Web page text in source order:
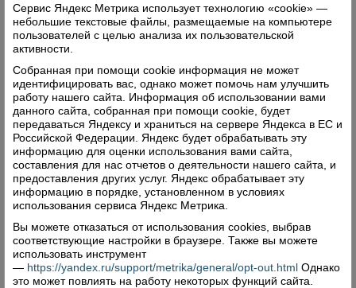
Сервис Яндекс Метрика использует технологию «cookie» —
небольшие текстовые файлы, размещаемые на компьютере
пользователей с целью анализа их пользовательской
активности.
Собранная при помощи cookie информация не может
идентифицировать вас, однако может помочь нам улучшить
работу нашего сайта. Информация об использовании вами
данного сайта, собранная при помощи cookie, будет
передаваться Яндексу и храниться на сервере Яндекса в ЕС и
Российской Федерации. Яндекс будет обрабатывать эту
информацию для оценки использования вами сайта,
составления для нас отчетов о деятельности нашего сайта, и
предоставления других услуг. Яндекс обрабатывает эту
информацию в порядке, установленном в условиях
использования сервиса Яндекс Метрика.
Вы можете отказаться от использования cookies, выбрав
соответствующие настройки в браузере. Также вы можете
использовать инструмент
— https://yandex.ru/support/metrika/general/opt-out.html Однако
это может повлиять на работу некоторых функций сайта.